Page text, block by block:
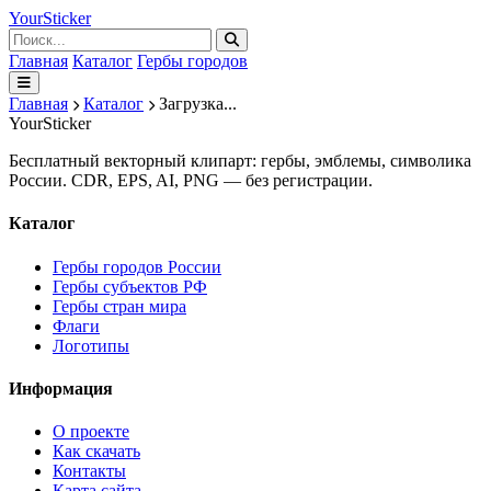
YourSticker
Главная Каталог Гербы городов
Главная Каталог
Загрузка...
YourSticker
Бесплатный векторный клипарт: гербы, эмблемы, символика
России. CDR, EPS, AI, PNG — без регистрации.
Каталог
Гербы городов России
Гербы субъектов РФ
Гербы стран мира
Флаги
Логотипы
Информация
О проекте
Как скачать
Контакты